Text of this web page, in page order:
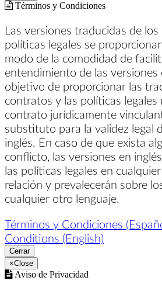
Términos y Condiciones
Las versiones traducidas de
políticas legales se
modo de la comodidad de
entendimiento de las versiones
objetivo de proporcionar las
contratos y las políticas legales
contrato jurídicamente
substituto para la validez legal
inglés. En caso de que exista
conflicto, las versiones en
las políticas legales en
relación y prevalecerán sobre
cualquier otro lenguaje.
Términos y Condiciones
Conditions (English)
Cerrar
×Close
Aviso de Privacidad